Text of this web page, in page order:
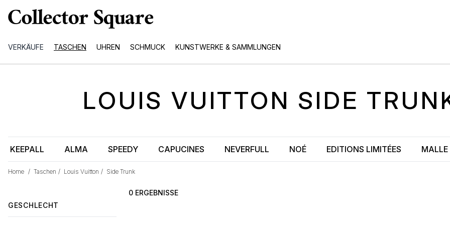
VERKÄUFE TASCHEN UHREN SCHMUCK KUNSTWERKE & SAMMLUNGEN
Home / Taschen / Louis Vuitton / Side Trunk
LOUIS VUITTON SIDE
KEEPALL ALMA SPEEDY CAPUCINES NEVERFULL NOÉ EDITIONS LIMITÉES MALLE
0 ERGEBNISSE
GESCHLECHT